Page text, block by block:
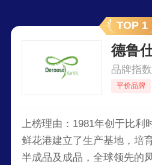
TOP 1
德鲁
品牌指
平价品牌
上榜理由：1981年创于比利
鲜花港建立了生产基地，培
半成品及成品，全球领先的